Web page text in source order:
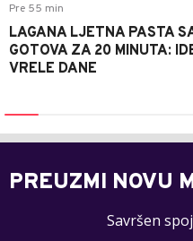
Pre 55 min
LAGANA LJETNA PASTA
GOTOVA ZA 20 MINUTA:
VRELE DANE
PREUZMI NOVU
Savršen